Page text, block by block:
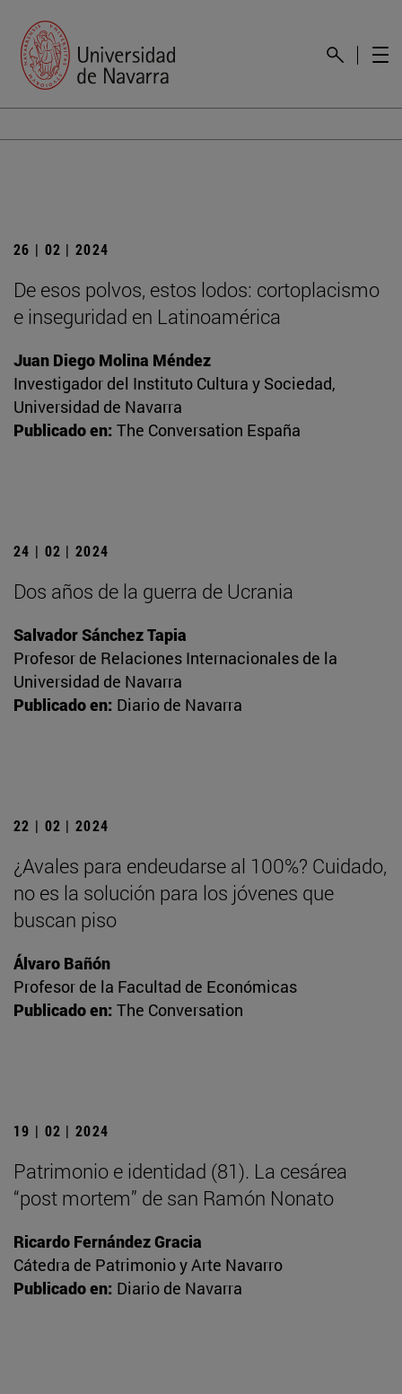
26 | 02 | 2024
De esos polvos, estos lodos: cortoplacismo
e inseguridad en Latinoamérica
Juan Diego Molina Méndez
Investigador del Instituto Cultura y Sociedad,
Universidad de Navarra
Publicado en: The Conversation España
24 | 02 | 2024
Dos años de la guerra de Ucrania
Salvador Sánchez Tapia
Profesor de Relaciones Internacionales de la
Universidad de Navarra
Publicado en: Diario de Navarra
22 | 02 | 2024
¿Avales para endeudarse al 100%? Cuidado,
no es la solución para los jóvenes que
buscan piso
Álvaro Bañón
Profesor de la Facultad de Económicas
Publicado en: The Conversation
19 | 02 | 2024
Patrimonio e identidad (81). La cesárea
“post mortem” de san Ramón Nonato
Ricardo Fernández Gracia
Cátedra de Patrimonio y Arte Navarro
Publicado en: Diario de Navarra